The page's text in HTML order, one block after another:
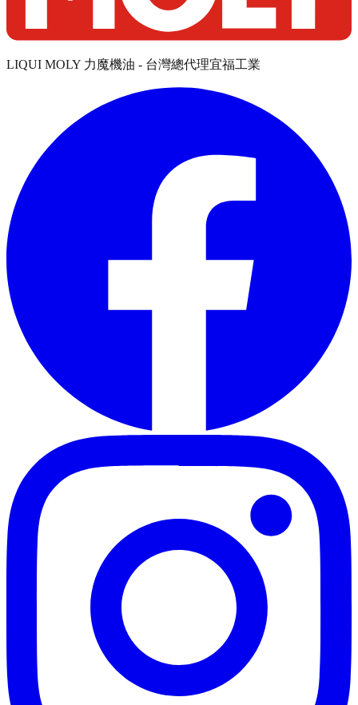
LIQUI MOLY 力魔機油 - 台灣總代理宜福工業